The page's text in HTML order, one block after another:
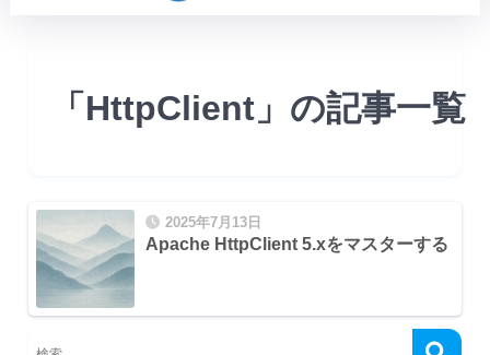
「HttpClient」の記事一覧
2025年7月13日
Apache HttpClient 5.xをマスターする！基